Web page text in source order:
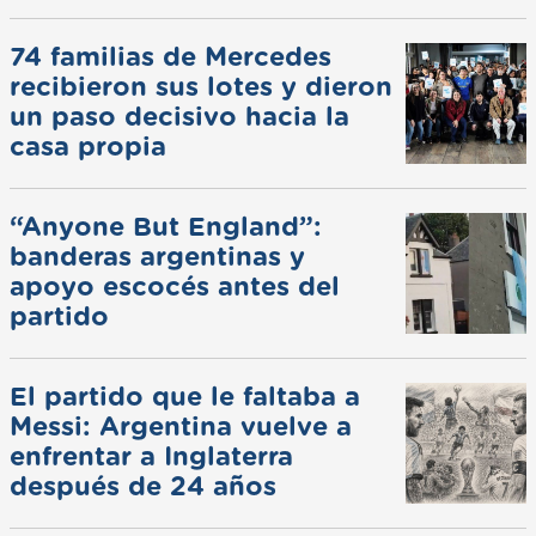
74 familias de Mercedes
recibieron sus lotes y dieron
un paso decisivo hacia la
casa propia
“Anyone But England”:
banderas argentinas y
apoyo escocés antes del
partido
El partido que le faltaba a
Messi: Argentina vuelve a
enfrentar a Inglaterra
después de 24 años